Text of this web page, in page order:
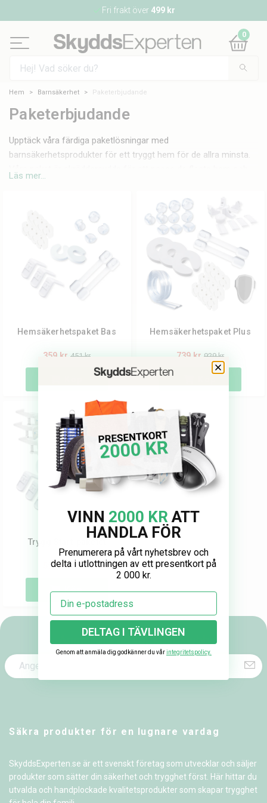
Fri frakt över 499 kr
0
Hem Barnsäkerhet Paketerbjudande
Paketerbjudande
Upptäck våra färdiga paketlösningar med
barnsäkerhetsprodukter för ett tryggt hem för de allra minsta.
vanligaste barnsäkerhetsprodukterna såsom hörnskydd,
petskydd för eluttag, klämskydd och spärrar för skåp och lådor
och ger dig en snabb och säker lösning. Perfekt om du är
osäker på vad du behöver eller bara önskar få en snabb lösning
på plats. Varje paket är noggrant sammansatt för att ge dig det
du behöver för att skapa en trygg och säker miljö för barnen.
Läs mer...
Hemsäkerhetspaket Bas
359 kr 451 kr
Hemsäkerhetspaket Plus
739 kr 929 kr
Trygg Start-paketet
599 kr 768 kr
Köp
Anmäl dig till vår kundklubb
Säkra produkter för en lugnare vardag
SkyddsExperten.se är ett svenskt företag som utvecklar och säljer
produkter som sätter din säkerhet och trygghet först. Här hittar du
utvalda och handplockade kvalitetsprodukter som skapar trygghet
VINN 2000 KR ATT
HANDLA FÖR
Prenumerera på vårt nyhetsbrev och
delta i utlottningen av ett presentkort på
2 000 kr.
Email
DELTAG I TÄVLINGEN
Genom att anmäla dig godkänner du vårintegritetspolicy.